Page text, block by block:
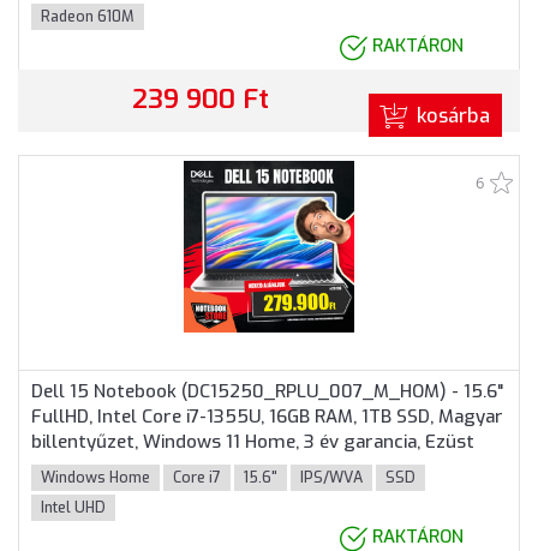
Radeon 610M
RAKTÁRON
239 900 Ft kosárba
6
Dell 15 Notebook (DC15250_RPLU_007_M_HOM) - 15.6"
FullHD, Intel Core i7-1355U, 16GB RAM, 1TB SSD, Magyar
billentyűzet, Windows 11 Home, 3 év garancia, Ezüst
színben
Windows Home Core i7 15.6" IPS/WVA
SSD
Intel UHD
RAKTÁRON